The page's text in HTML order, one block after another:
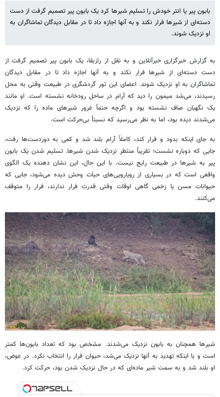
بابون پیر یا انتر خودش را تسلیم شیرها کرد یک بابون پیر تصمیم گرفت از دست
دسته‌ای از شیرها فرار نکند و به آنها اجازه داد تا در مقابل دیدگان تماشاگران به
او نزدیک شوند.
به گزارش خبرگزاری خبرآنلاین و به نقل از رازبقا، یک بابون پیر تصمیم گرفت از
دست دسته‌ای از شیرها فرار نکند و به آنها اجازه داد تا در مقابل دیدگان
تماشاگران به او نزدیک شوند. اعضای این تور گردشگری در طبیعت وقتی به محل
رسیدند، می‌شد میمون را دید که آرام در ساحل رودخانه نشسته است. او مانند
یک نگهبان صاف نشسته بود و اگرچه حتماً غرور شیرهای ماده را که نزدیک
می‌شدند دیده بود، اما به نظر می‌رسید که نسبتاً بی‌حرکت است.
به جای اینکه بدود و فرار کند، کاملاً آرام بلند شد و کمی به دوردست‌ها رفت،
جایی که دوباره نشست؛ تقریباً منتظر نزدیک شدن شیرها. تسلیم شدن یک بابون
پیر به شیرها در طبیعت رایج نیست. با این حال، این نشان دهنده یک الگوی
واقعی است که در بسیاری از رویارویی‌های حیات وحش دیده می‌شود، جایی که
حیوانات مسن یا زخمی گاهی اوقات وقتی قدرت فرار ندارند، فرار را متوقف
می‌کنند.
شیرها همچنان به بابون نزدیک می‌شدند. مشخص بود که تعداد بابون‌ها کمتر
است و با اینکه تهدید به آنها نزدیک می‌شد، حیوان فرار را انتخاب نکرد. در عوض،
او بلند شد و به سمت شیر ​​ماده‌ای که در حال نزدیک شدن بود، حرکت کرد.